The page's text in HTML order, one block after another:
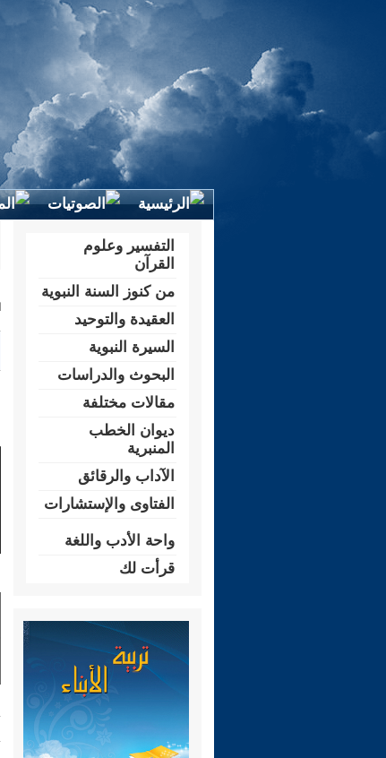
التفسير وعلوم
القرآن
من كنوز السنة النبوية
العقيدة والتوحيد
السيرة النبوية
البحوث والدراسات
مقالات مختلفة
ديوان الخطب
المنبرية
الآداب والرقائق
الفتاوى والإستشارات
واحة الأدب واللغة
قرأت لك